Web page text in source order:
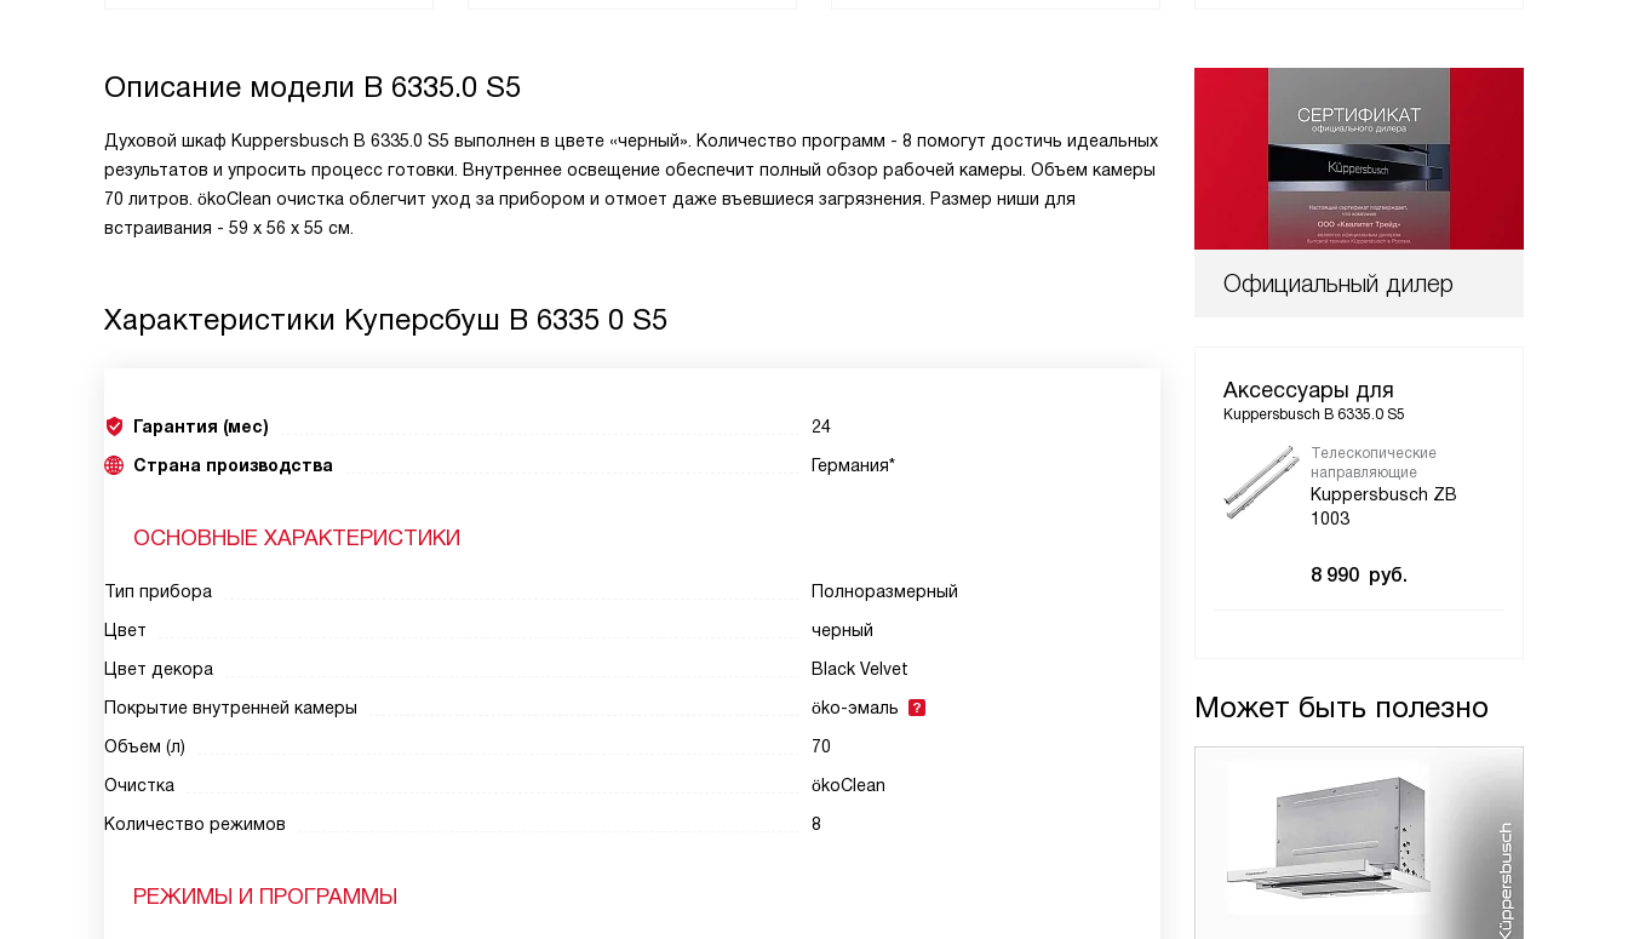
Официальный дилер
Аксессуары для
Kuppersbusch B 6335.0 S5
Телескопические
направляющие
Kuppersbusch ZB
1003
8 990 руб.
Может быть полезно
Описание модели B 6335.0 S5
Духовой шкаф Kuppersbusch B 6335.0 S5 выполнен в цвете «черный». Количество программ - 8 помогут достичь идеальных
результатов и упросить процесс готовки. Внутреннее освещение обеспечит полный обзор рабочей камеры. Объем камеры
70 литров. ökoClean очистка облегчит уход за прибором и отмоет даже въевшиеся загрязнения. Размер ниши для
встраивания - 59 х 56 х 55 см.
Характеристики Куперсбуш B 6335 0 S5
Гарантия (мес)
24
Страна производства
Германия*
ОСНОВНЫЕ ХАРАКТЕРИСТИКИ
Тип прибора
Полноразмерный
Цвет
черный
Цвет декора
Black Velvet
Покрытие внутренней камеры
öko-эмаль
Объем (л)
70
Очистка
ökoClean
Количество режимов
8
РЕЖИМЫ И ПРОГРАММЫ